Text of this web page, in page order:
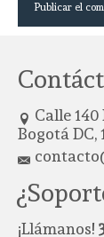
Calle
Bogotá DC,
¡Llámanos!